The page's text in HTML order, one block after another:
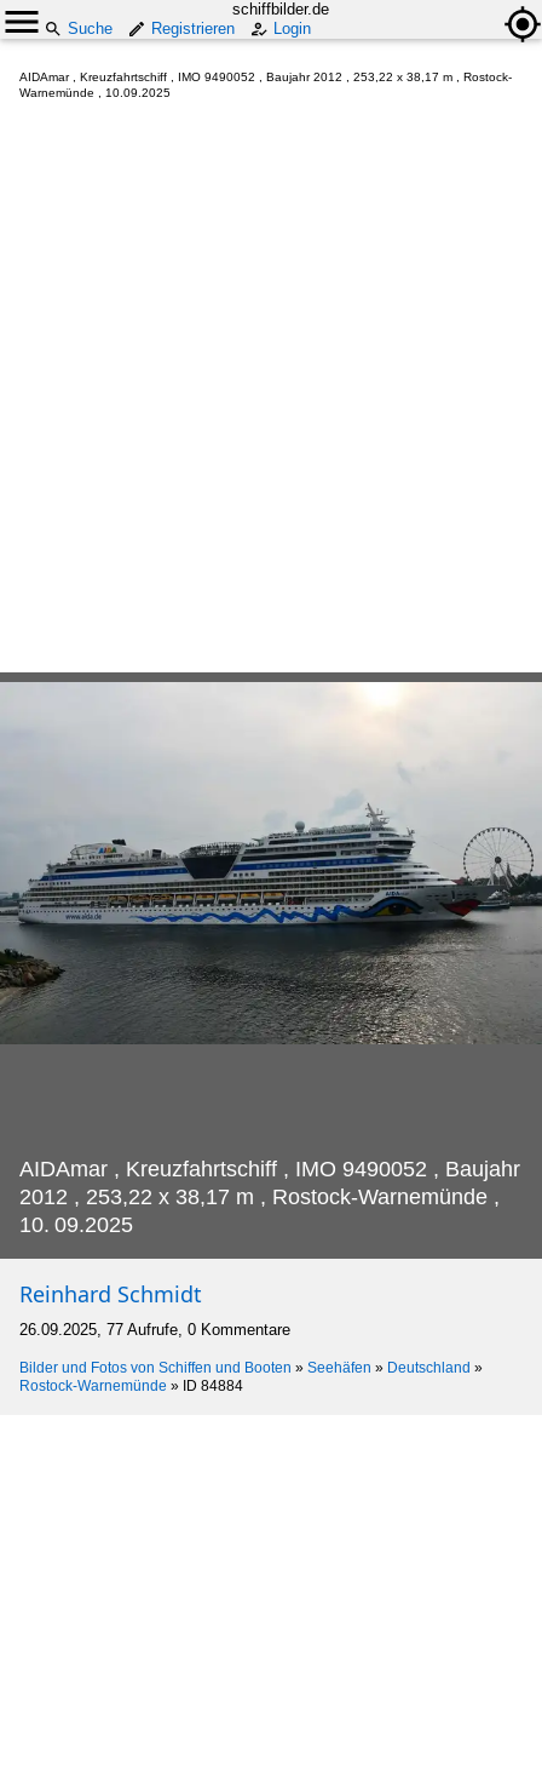
schiffbilder.de
Suche
Registrieren Login
AIDAmar , Kreuzfahrtschiff , IMO 9490052 , Baujahr 2012 , 253,22 x 38,17 m , Rostock-
Warnemünde , 10.09.2025
AIDAmar , Kreuzfahrtschiff , IMO 9490052 , Baujahr
2012 , 253,22 x 38,17 m , Rostock-Warnemünde ,
10. 09.2025
Reinhard Schmidt
26.09.2025, 77 Aufrufe, 0 Kommentare
Bilder und Fotos von Schiffen und Booten » Seehäfen » Deutschland »
Rostock-Warnemünde » ID 84884